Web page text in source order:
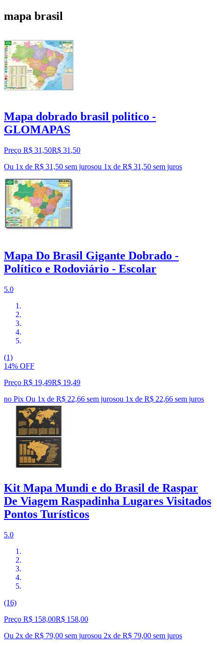
mapa brasil
Mapa dobrado brasil politico -
GLOMAPAS
Preço R$ 31,50R$ 31 ,50
Ou 1x de R$ 31,50 sem jurosou 1x de R$ 31,50 sem juros
Mapa Do Brasil Gigante Dobrado -
Político e Rodoviário - Escolar
5.0
(1)
14% OFF
Preço R$ 19,49R$ 19,49
no Pix Ou 1x de R$ 22,66 sem jurosou 1x de R$ 22,66 sem juros
Kit Mapa Mundi e do Brasil de Raspar
De Viagem Raspadinha Lugares Visitados
Pontos Turísticos
5.0
(16)
Preço R$ 158,00R$ 158,00
Ou 2x de R$ 79,00 sem jurosou 2x de R$ 79,00 sem juros